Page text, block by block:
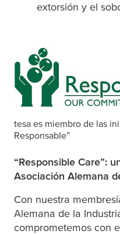
extorsión y el
tesa es miembro de las
Responsable”
“Responsible Care”:
Asociación Alemana
Con nuestra
Alemana de la
comprometemos con